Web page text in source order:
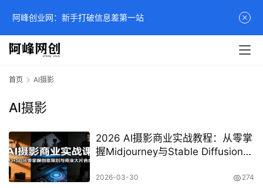
首页 AI摄影
AI摄影
2026 AI摄影商业实战教程：从零掌
握Midjourney与Stable Diffusion大
2026-03-30 274
阿峰创业网：新手打破信息差第一站